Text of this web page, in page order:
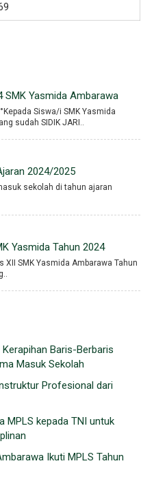
SMK Yasmida Ambarawa
Siswa/i SMK Yasmida
sudah SIDIK JARI..
2024/2025
sekolah di tahun ajaran
Yasmida Tahun 2024
SMK Yasmida Ambarawa Tahun
Baris-Berbaris
Masuk Sekolah
Profesional dari
MPLS kepada TNI untuk
Ikuti MPLS Tahun